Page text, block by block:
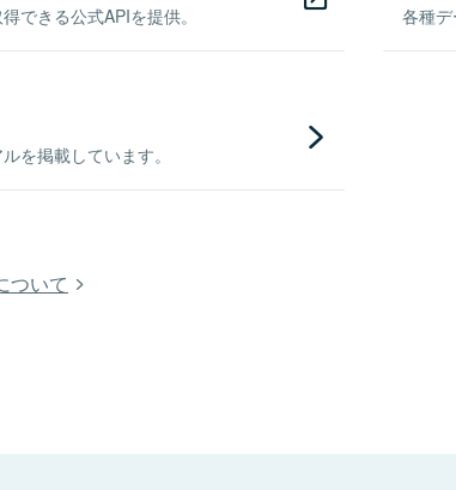
できる公式APIを提供。 各種
を掲載しています。
ついて